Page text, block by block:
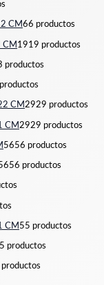
CM66 productos
CM 1919 productos
productos
CM2929 productos
CM2929 productos
5656 productos
56 productos
CM 55 productos
5 productos
productos